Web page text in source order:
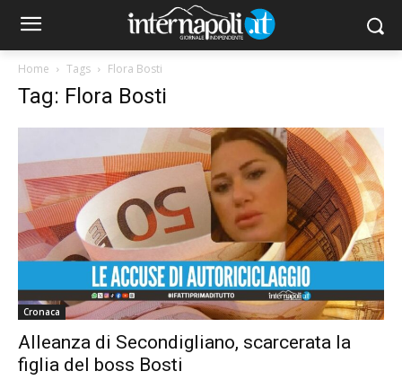
Home Tags Flora Bosti
Tag: Flora Bosti
Cronaca
Alleanza di Secondigliano, scarcerata la
figlia del boss Bosti